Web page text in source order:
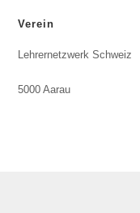
Verein
Lehrernetzwerk Schweiz
5000 Aarau